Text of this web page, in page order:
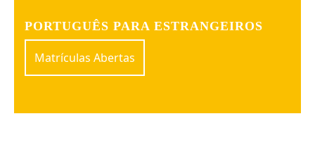
PORTUGUÊS PARA ESTRANGEIROS
Matrículas Abertas